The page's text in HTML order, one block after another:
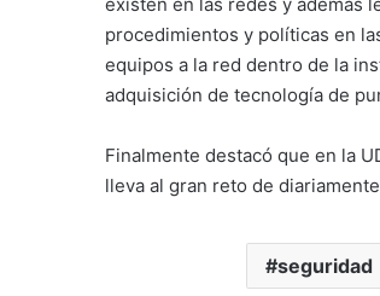
procedimientos y políticas en
equipos a la red dentro de la
adquisición de tecnología de
Finalmente destacó que en la
lleva al gran reto de
seguridad